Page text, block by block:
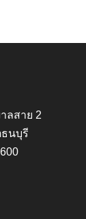
ลสาย 2
นบุรี